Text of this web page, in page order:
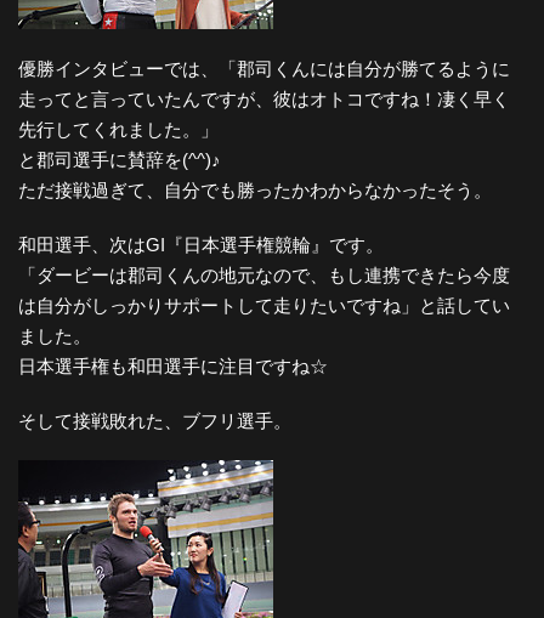
優勝インタビューでは、「郡司くんには自分が勝てるように
走ってと言っていたんですが、彼はオトコですね！凄く早く
先行してくれました。」
と郡司選手に賛辞を(^^)♪
ただ接戦過ぎて、自分でも勝ったかわからなかったそう。
和田選手、次はGI『日本選手権競輪』です。
「ダービーは郡司くんの地元なので、もし連携できたら今度
は自分がしっかりサポートして走りたいですね」と話してい
ました。
日本選手権も和田選手に注目ですね☆
そして接戦敗れた、ブフリ選手。